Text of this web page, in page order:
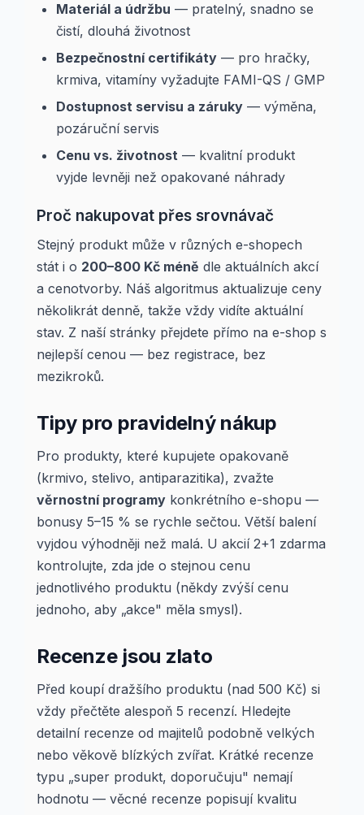
Materiál a údržbu — pratelný, snadno se
čistí, dlouhá životnost
Bezpečnostní certifikáty — pro hračky,
krmiva, vitamíny vyžadujte FAMI-QS / GMP
Dostupnost servisu a záruky — výměna,
pozáruční servis
Cenu vs. životnost — kvalitní produkt
vyjde levněji než opakované náhrady
Proč nakupovat přes srovnávač
Stejný produkt může v různých e-shopech
stát i o 200–800 Kč méně dle aktuálních akcí
a cenotvorby. Náš algoritmus aktualizuje ceny
několikrát denně, takže vždy vidíte aktuální
stav. Z naší stránky přejdete přímo na e-shop s
nejlepší cenou — bez registrace, bez
mezikroků.
Tipy pro pravidelný nákup
Pro produkty, které kupujete opakovaně
(krmivo, stelivo, antiparazitika), zvažte
věrnostní programy konkrétního e-shopu —
bonusy 5–15 % se rychle sečtou. Větší balení
vyjdou výhodněji než malá. U akcií 2+1 zdarma
kontrolujte, zda jde o stejnou cenu
jednotlivého produktu (někdy zvýší cenu
jednoho, aby „akce" měla smysl).
Recenze jsou zlato
Před koupí dražšího produktu (nad 500 Kč) si
vždy přečtěte alespoň 5 recenzí. Hledejte
detailní recenze od majitelů podobně velkých
nebo věkově blízkých zvířat. Krátké recenze
typu „super produkt, doporučuju" nemají
hodnotu — věcné recenze popisují kvalitu